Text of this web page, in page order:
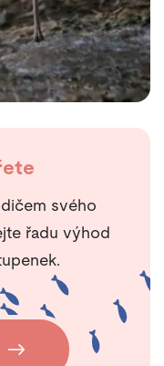
svého
řadu výhod